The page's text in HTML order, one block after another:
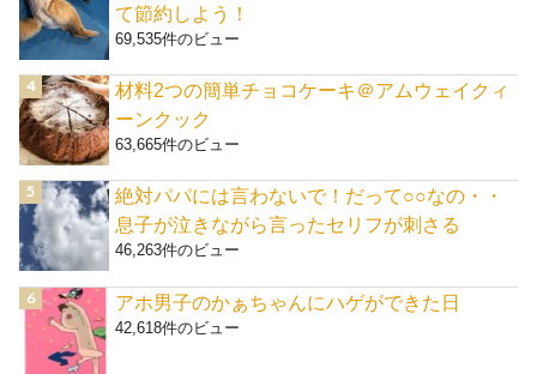
て節約しよう！
69,535件のビュー
材料2つの簡単チョコケーキ＠アムウェイクィ
ーンクック
63,665件のビュー
絶対パパには言わないで！だって○○なの・・
息子が泣きながら言ったセリフが刺さる
46,263件のビュー
アホ男子のかぁちゃんにハゲができた日
42,618件のビュー